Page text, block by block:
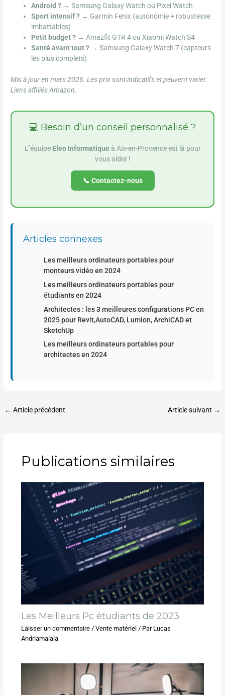
Android ? → Samsung Galaxy Watch ou Pixel Watch
Sport intensif ? → Garmin Fenix (autonomie + robustesse
imbattables)
Petit budget ? → Amazfit GTR 4 ou Xiaomi Watch S4
Santé avant tout ? → Samsung Galaxy Watch 7 (capteurs
les plus complets)
Mis à jour en mars 2026. Les prix sont indicatifs et peuvent varier.
Liens affiliés Amazon.
💻 Besoin d’un conseil personnalisé ?
L’équipe Eleo Informatique à Aix-en-Provence est là pour
vous aider !
📞 Contactez-nous
Articles connexes
Les meilleurs ordinateurs portables pour
monteurs vidéo en 2024
Les meilleurs ordinateurs portables pour
étudiants en 2024
Architectes : les 3 meilleures configurations PC en
2025 pour Revit,AutoCAD, Lumion, ArchiCAD et
SketchUp
Les meilleurs ordinateurs portables pour
architectes en 2024
← Article précédent Article suivant →
Publications similaires
Les Meilleurs Pc étudiants de 2023
Laisser un commentaire / Vente matériel / Par Lucas
Andriamalala